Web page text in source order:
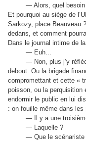
— Alors, quel besoin
Et pourquoi au siège de
Sarkozy, place Beauveau
dedans, et comment
Dans le journal intime de
— Euh...
— Non, plus j’y
debout. Ou la brigade
compromettant et cette «
poisson, ou la perquisition
endormir le public en lui
: on fouille même dans les
— Il y a une
— Laquelle ?
— Que le scénariste